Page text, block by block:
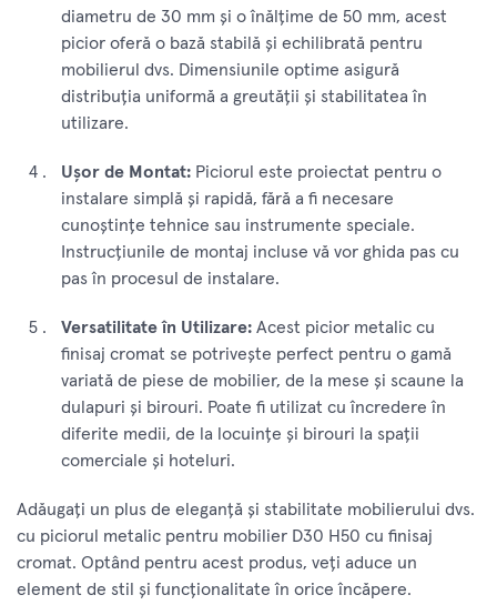
diametru de 30 mm și o înălțime de 50 mm, acest
picior oferă o bază stabilă și echilibrată pentru
mobilierul dvs. Dimensiunile optime asigură
distribuția uniformă a greutății și stabilitatea în
utilizare.
Ușor de Montat: Piciorul este proiectat pentru o
instalare simplă și rapidă, fără a fi necesare
cunoștințe tehnice sau instrumente speciale.
Instrucțiunile de montaj incluse vă vor ghida pas cu
pas în procesul de instalare.
Versatilitate în Utilizare: Acest picior metalic cu
finisaj cromat se potrivește perfect pentru o gamă
variată de piese de mobilier, de la mese și scaune la
dulapuri și birouri. Poate fi utilizat cu încredere în
diferite medii, de la locuințe și birouri la spații
comerciale și hoteluri.
Adăugați un plus de eleganță și stabilitate mobilierului dvs.
cu piciorul metalic pentru mobilier D30 H50 cu finisaj
cromat. Optând pentru acest produs, veți aduce un
element de stil și funcționalitate în orice încăpere.